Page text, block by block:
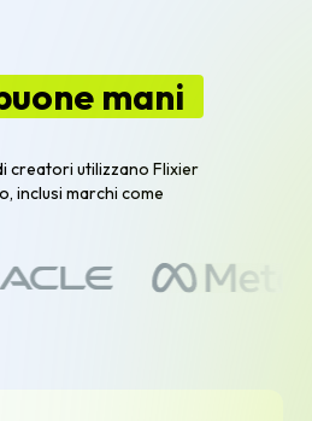
mani
creatori utilizzano Flixier
inclusi marchi come